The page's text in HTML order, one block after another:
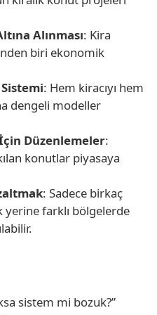
Alınması: Kira
biri ekonomik
: Hem kiracıyı hem
dengeli modeller
Düzenlemeler:
konutlar piyasaya
: Sadece birkaç
farklı bölgelerde
sistem mi bozuk?”